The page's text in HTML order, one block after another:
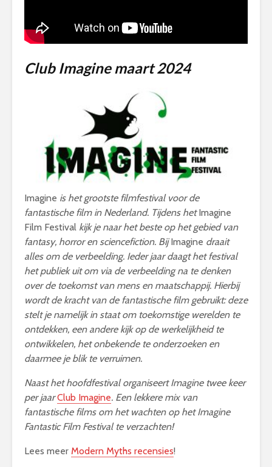
Club Imagine maart 2024
Imagine is het grootste filmfestival voor de
fantastische film in Nederland. Tijdens hetImagine
Film Festival kijk je naar het beste op het gebied van
fantasy, horror en sciencefiction. BijImagine draait
alles om de verbeelding. Ieder jaar daagt het festival
het publiek uit om via de verbeelding na te denken
over de toekomst van mens en maatschappij. Hierbij
wordt de kracht van de fantastische film gebruikt: deze
stelt je namelijk in staat om toekomstige werelden te
ontdekken, een andere kijk op de werkelijkheid te
ontwikkelen, het onbekende te onderzoeken en
daarmee je blik te verruimen.
Naast het hoofdfestival organiseert Imagine twee keer
per jaarClub Imagine. Een lekkere mix van
fantastische films om het wachten op het Imagine
Fantastic Film Festival te verzachten!
Lees meer Modern Myths recensies!